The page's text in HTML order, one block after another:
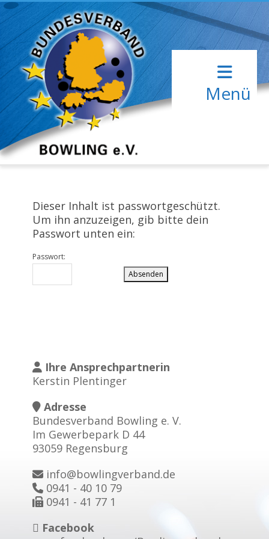
Menü
Dieser Inhalt ist passwortgeschützt.
Um ihn anzuzeigen, gib bitte dein
Passwort unten ein:
Passwort:
Ihre Ansprechpartnerin
Kerstin Plentinger
Adresse
Bundesverband Bowling e. V.
Im Gewerbepark D 44
93059 Regensburg
info@bowlingverband.de
0941 - 40 10 79
0941 - 41 77 1
Facebook